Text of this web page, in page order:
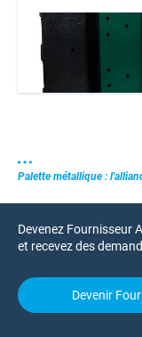
Palette métallique :
Devenez Fournisseur
et recevez des
Devenir